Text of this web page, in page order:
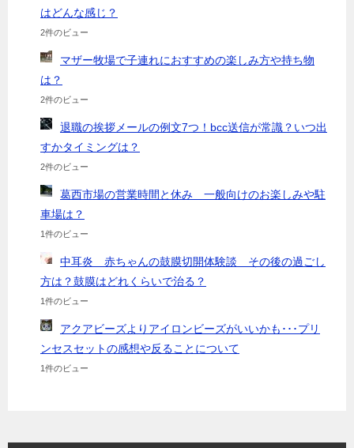
はどんな感じ？
2件のビュー
マザー牧場で子連れにおすすめの楽しみ方や持ち物
は？
2件のビュー
退職の挨拶メールの例文7つ！bcc送信が常識？いつ出
すかタイミングは？
2件のビュー
葛西市場の営業時間と休み 一般向けのお楽しみや駐
車場は？
1件のビュー
中耳炎 赤ちゃんの鼓膜切開体験談 その後の過ごし
方は？鼓膜はどれくらいで治る？
1件のビュー
アクアビーズよりアイロンビーズがいいかも･･･プリ
ンセスセットの感想や反ることについて
1件のビュー